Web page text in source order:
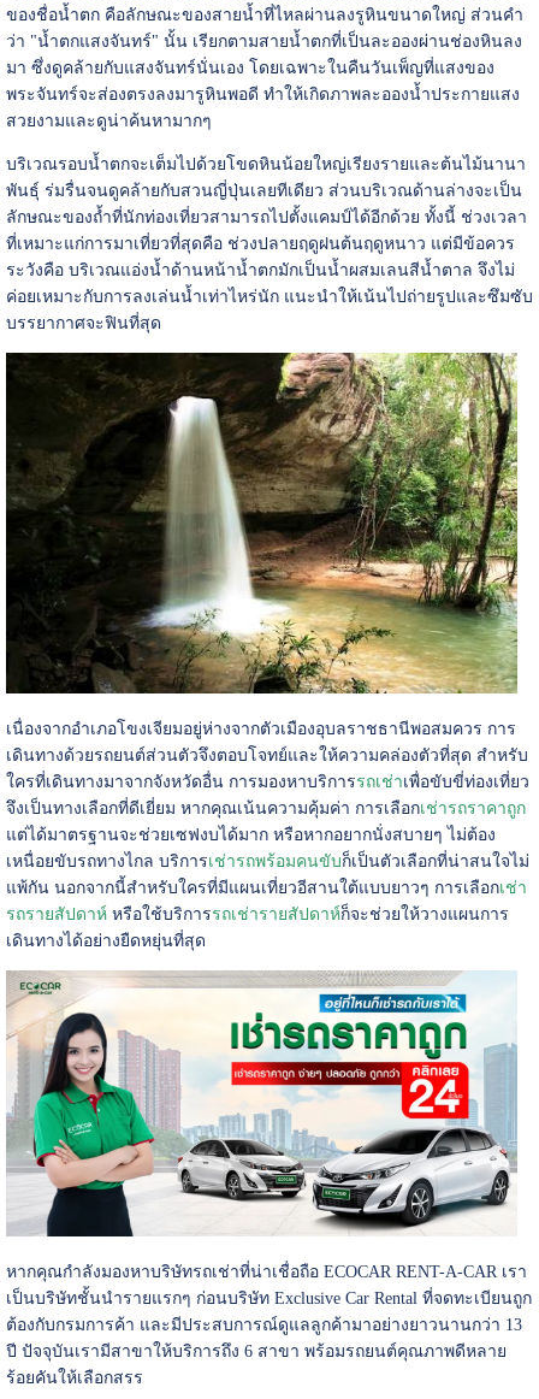
ของชื่อน้ำตก คือลักษณะของสายน้ำที่ไหลผ่านลงรูหินขนาดใหญ่ ส่วนคำ
ว่า "น้ำตกแสงจันทร์" นั้น เรียกตามสายน้ำตกที่เป็นละอองผ่านช่องหินลง
มา ซึ่งดูคล้ายกับแสงจันทร์นั่นเอง โดยเฉพาะในคืนวันเพ็ญที่แสงของ
พระจันทร์จะส่องตรงลงมารูหินพอดี ทำให้เกิดภาพละอองน้ำประกายแสง
สวยงามและดูน่าค้นหามากๆ
บริเวณรอบน้ำตกจะเต็มไปด้วยโขดหินน้อยใหญ่เรียงรายและต้นไม้นานา
พันธุ์ ร่มรื่นจนดูคล้ายกับสวนญี่ปุ่นเลยทีเดียว ส่วนบริเวณด้านล่างจะเป็น
ลักษณะของถ้ำที่นักท่องเที่ยวสามารถไปตั้งแคมป์ได้อีกด้วย ทั้งนี้ ช่วงเวลา
ที่เหมาะแก่การมาเที่ยวที่สุดคือ ช่วงปลายฤดูฝนต้นฤดูหนาว แต่มีข้อควร
ระวังคือ บริเวณแอ่งน้ำด้านหน้าน้ำตกมักเป็นน้ำผสมเลนสีน้ำตาล จึงไม่
ค่อยเหมาะกับการลงเล่นน้ำเท่าไหร่นัก แนะนำให้เน้นไปถ่ายรูปและซึมซับ
บรรยากาศจะฟินที่สุด
เนื่องจากอำเภอโขงเจียมอยู่ห่างจากตัวเมืองอุบลราชธานีพอสมควร การ
เดินทางด้วยรถยนต์ส่วนตัวจึงตอบโจทย์และให้ความคล่องตัวที่สุด สำหรับ
ใครที่เดินทางมาจากจังหวัดอื่น การมองหาบริการรถเช่าเพื่อขับขี่ท่องเที่ยว
จึงเป็นทางเลือกที่ดีเยี่ยม หากคุณเน้นความคุ้มค่า การเลือกเช่ารถราคาถูก
แต่ได้มาตรฐานจะช่วยเซฟงบได้มาก หรือหากอยากนั่งสบายๆ ไม่ต้อง
เหนื่อยขับรถทางไกล บริการเช่ารถพร้อมคนขับก็เป็นตัวเลือกที่น่าสนใจไม่
แพ้กัน นอกจากนี้สำหรับใครที่มีแผนเที่ยวอีสานใต้แบบยาวๆ การเลือกเช่า
รถรายสัปดาห์หรือใช้บริการรถเช่ารายสัปดาห์ก็จะช่วยให้วางแผนการ
เดินทางได้อย่างยืดหยุ่นที่สุด
หากคุณกำลังมองหาบริษัทรถเช่าที่น่าเชื่อถือ ECOCAR RENT-A-CAR เรา
เป็นบริษัทชั้นนำรายแรกๆ ก่อนบริษัท Exclusive Car Rental ที่จดทะเบียนถูก
ต้องกับกรมการค้า และมีประสบการณ์ดูแลลูกค้ามาอย่างยาวนานกว่า 13
ปี ปัจจุบันเรามีสาขาให้บริการถึง 6 สาขา พร้อมรถยนต์คุณภาพดีหลาย
ร้อยคันให้เลือกสรร